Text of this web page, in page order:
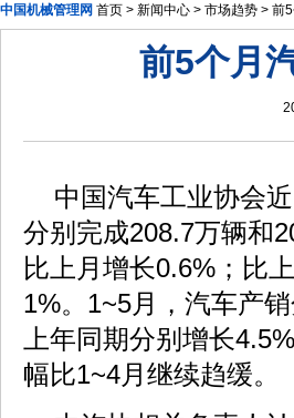
中国机械管理网 首页 > 新闻中心 > 市场趋势 > 前
发改委：九
前5个月
中国汽车工业协会
分别完成208.7万辆和
比上月增长0.6%；比
1%。1~5月，汽车产
上年同期分别增长
幅比1~4月继续趋缓。